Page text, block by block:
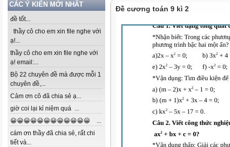
CÁC Ý KIẾN MỚI NHẤT
đề tốt...
thầy cô cho em xin file nghe với
ạ!...
thầy cô cho em xin file nghe với
ạ! email:...
Bộ 22 chuyên đề mà được mỗi 1
chuyên đề,...
Cảm ơn cô đã chia sẻ ạ...
giờ coi lại kỉ niệm quá ...
😀😀😀😀😀😀😀😀😀😀😀😀 ...
cám ơn thầy đã chia sẻ, rất chi
tiết và...
Đề cương toán 9 kì 2